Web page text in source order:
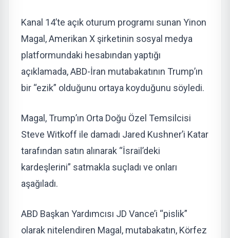
Kanal 14’te açık oturum programı sunan Yinon
Magal, Amerikan X şirketinin sosyal medya
platformundaki hesabından yaptığı
açıklamada, ABD-İran mutabakatının Trump’ın
bir “ezik” olduğunu ortaya koyduğunu söyledi.
Magal, Trump’ın Orta Doğu Özel Temsilcisi
Steve Witkoff ile damadı Jared Kushner’i Katar
tarafından satın alınarak “İsrail’deki
kardeşlerini” satmakla suçladı ve onları
aşağıladı.
ABD Başkan Yardımcısı JD Vance’i “pislik”
olarak nitelendiren Magal, mutabakatın, Körfez